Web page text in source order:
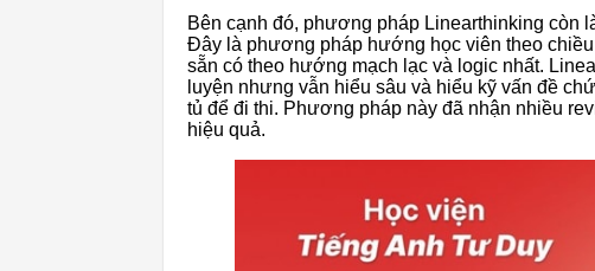
Bên cạnh đó, phương pháp Linearthinking còn
Đây là phương pháp hướng học viên theo
sẵn có theo hướng mạch lạc và logic nhất.
luyện nhưng vẫn hiểu sâu và hiểu kỹ vấn đề
tủ để đi thi. Phương pháp này đã nhận nhiều
hiệu quả.